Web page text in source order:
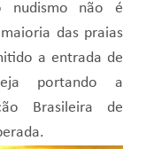
nudismo não é
das praias
a entrada de
portando a
Brasileira de